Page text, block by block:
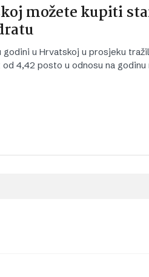
možete kupiti
u Hrvatskoj u prosjeku
4,42 posto u odnosu na